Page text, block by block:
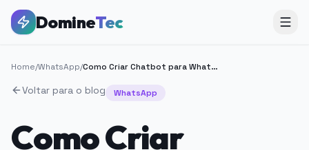
DomineTec
Home/WhatsApp/ Como Criar Chatbot para WhatsApp
Voltar para o blog WhatsApp
Como Criar